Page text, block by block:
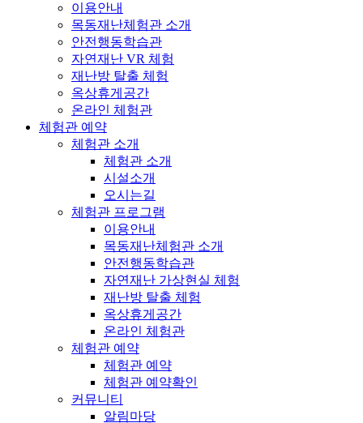
이용안내
목동재난체험관 소개
안전행동학습관
자연재난 VR 체험
재난방 탈출 체험
옥상휴게공간
온라인 체험관
체험관 예약
체험관 소개
체험관 소개
시설소개
오시는길
체험관 프로그램
이용안내
목동재난체험관 소개
안전행동학습관
자연재난 가상현실 체험
재난방 탈출 체험
옥상휴게공간
온라인 체험관
체험관 예약
체험관 예약
체험관 예약확인
커뮤니티
알림마당